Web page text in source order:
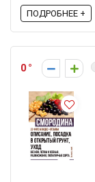
ПОДРОБНЕЕ +
0